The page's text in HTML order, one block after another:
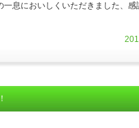
一息においしくいただきました、感